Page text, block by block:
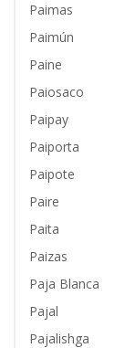
Paimas
Paimún
Paine
Paiosaco
Paipay
Paiporta
Paipote
Paire
Paita
Paizas
Paja Blanca
Pajal
Pajalishga